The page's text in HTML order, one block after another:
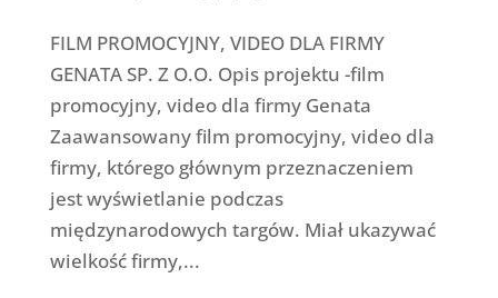
FILM PROMOCYJNY, VIDEO DLA FIRMY
GENATA SP. Z O.O. Opis projektu -film
promocyjny, video dla firmy Genata
Zaawansowany film promocyjny, video dla
firmy, którego głównym przeznaczeniem
jest wyświetlanie podczas
międzynarodowych targów. Miał ukazywać
wielkość firmy,...